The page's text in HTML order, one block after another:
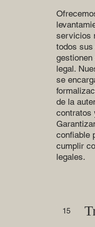
servicios
todos
legal.
se
de la
contratos
confiable
cumplir
legales.
15